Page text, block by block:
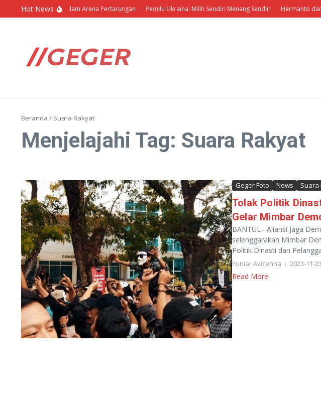
Lewati ke konten
Hot News
Politik Barbar dalam Arena Pertarungan Pemilu Ukraina: Milih Sendiri Menang Sendiri Hermanto dan
Beranda / Suara Rakyat
Menjelajahi Tag: Suara Rakyat
Geger Foto News Suara
Tolak Politik
Gelar Mimbar
BANTUL– Aliansi Jaga
selenggarakan Mimbar
Politik Dinasti dan
Yuniar Avicenna 2023-11-23
Read More